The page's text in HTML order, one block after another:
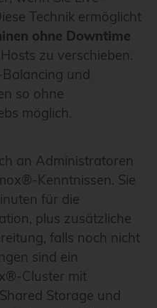
Technik ermöglicht
ohne Downtime
zu verschieben.
und
so ohne
möglich.
an Administratoren
Kenntnissen. Sie
für die
plus zusätzliche
falls noch nicht
sind ein
Cluster mit
Storage und